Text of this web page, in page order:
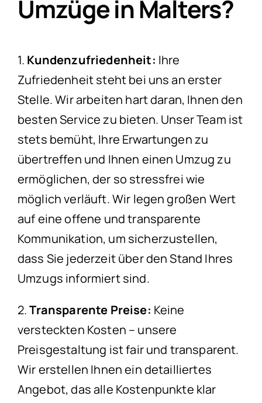
Umzüge in Malters?
1. Kundenzufriedenheit: Ihre
Zufriedenheit steht bei uns an erster
Stelle. Wir arbeiten hart daran, Ihnen den
besten Service zu bieten. Unser Team ist
stets bemüht, Ihre Erwartungen zu
übertreffen und Ihnen einen Umzug zu
ermöglichen, der so stressfrei wie
möglich verläuft. Wir legen großen Wert
auf eine offene und transparente
Kommunikation, um sicherzustellen,
dass Sie jederzeit über den Stand Ihres
Umzugs informiert sind.
2.Transparente Preise: Keine
versteckten Kosten – unsere
Preisgestaltung ist fair und transparent.
Wir erstellen Ihnen ein detailliertes
Angebot, das alle Kostenpunkte klar